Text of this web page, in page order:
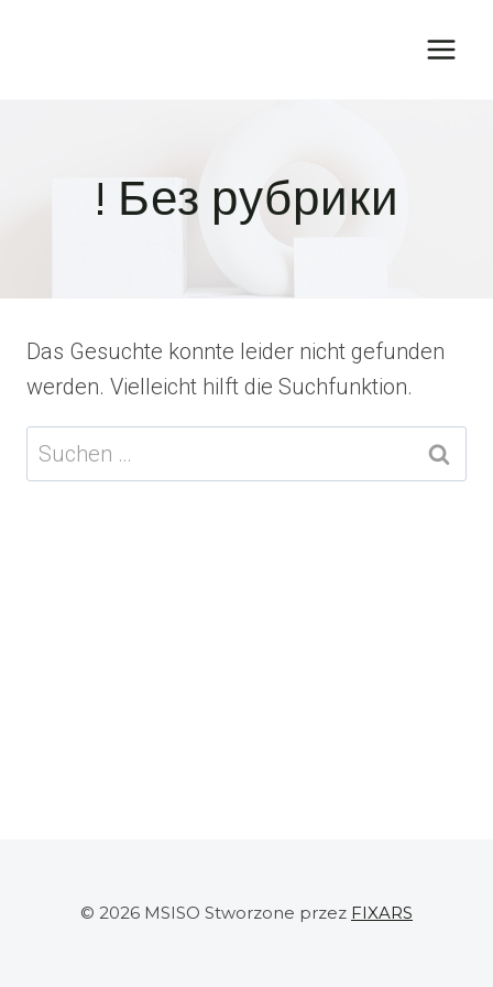
! Без рубрики
Das Gesuchte konnte leider nicht gefunden
werden. Vielleicht hilft die Suchfunktion.
Suchen
nach:
© 2026 MSISO Stworzone przez FIXARS